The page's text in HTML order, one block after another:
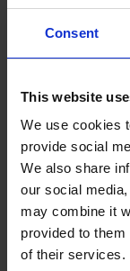
Consent
This website
We use cookies
provide social
We also share
our social
may combine it
provided to
of their services.
komponenter.
eliminerar
över mycket
kombinera
uppspänning.
ID/OD-
cirka 40 %.
Med mycket
Mikroturn
produktion och